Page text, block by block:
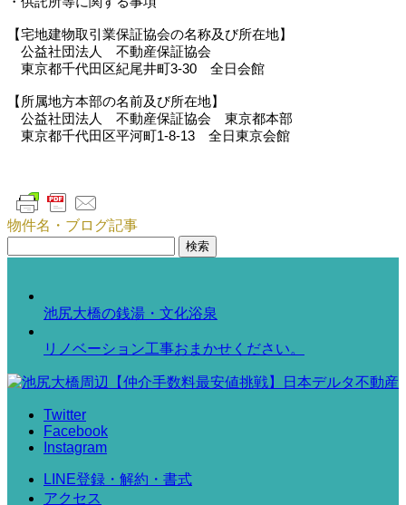
【宅地建物取引業保証協会の名称及び所在地】
公益社団法人 不動産保証協会
東京都千代田区紀尾井町3-30 全日会館
【所属地方本部の名前及び所在地】
公益社団法人 不動産保証協会 東京都本部
東京都千代田区平河町1-8-13 全日東京会館
物件名・ブログ記事
索:
池尻大橋の銭湯・文化浴泉
リノベーション工事おまかせください。
Twitter
Facebook
Instagram
LINE登録・解約・書式
アクセス